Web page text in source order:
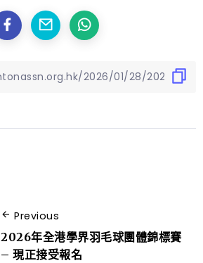
Previous
2026年全港學界羽毛球團體錦標賽
– 現正接受報名